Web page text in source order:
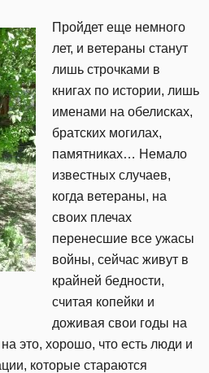
Пройдет еще немного
лет, и ветераны станут
лишь строчками в
книгах по истории, лишь
именами на обелисках,
братских могилах,
памятниках… Немало
известных случаев,
когда ветераны, на
своих плечах
перенесшие все ужасы
войны, сейчас живут в
крайней бедности,
считая копейки и
доживая свои годы на
это, хорошо, что есть люди и
которые стараются